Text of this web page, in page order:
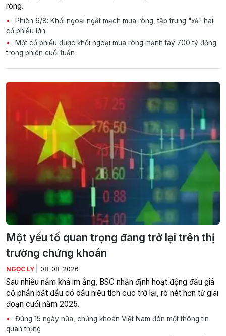
ròng.
Phiên 6/8: Khối ngoại ngắt mạch mua ròng, tập trung "xả" hai
cổ phiếu lớn
Một cổ phiếu được khối ngoại mua ròng mạnh tay 700 tỷ đồng
trong phiên cuối tuần
Một yếu tố quan trọng đang trở lại trên thị
trường chứng khoán
NGỌC LY 08-08-2026
Sau nhiều năm khá im ắng, BSC nhận định hoạt động đấu giá
cổ phần bắt đầu có dấu hiệu tích cực trở lại, rõ nét hơn từ giai
đoạn cuối năm 2025.
Đúng 15 ngày nữa, chứng khoán Việt Nam đón một thông tin
quan trọng